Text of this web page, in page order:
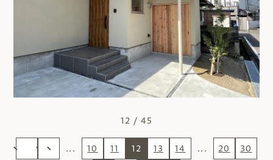
12 / 45
10 11 12 13 14 20 30